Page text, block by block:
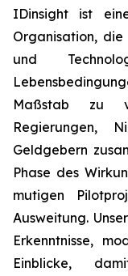
IDinsight ist
Organisation,
und
Maßstab zu
Regierungen,
Geldgebern
Phase des
mutigen
Ausweitung.
Erkenntnisse,
Einblicke,